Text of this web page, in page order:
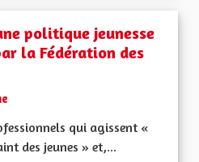
politique jeunesse
la Fédération des
qui agissent «
des jeunes » et,...